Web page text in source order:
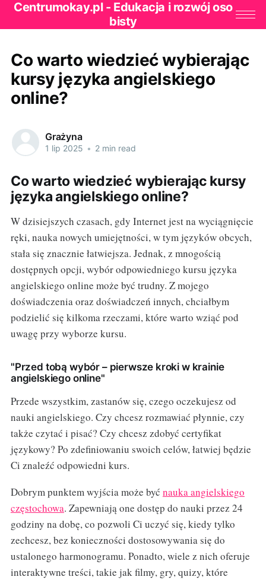
Centrumokay.pl - Edukacja i rozwój oso
bisty
Co warto wiedzieć wybierając
kursy języka angielskiego
online?
Grażyna
1 lip 2025 • 2 min read
Co warto wiedzieć wybierając kursy
języka angielskiego online?
W dzisiejszych czasach, gdy Internet jest na wyciągnięcie
ręki, nauka nowych umiejętności, w tym języków obcych,
stała się znacznie łatwiejsza. Jednak, z mnogością
dostępnych opcji, wybór odpowiedniego kursu języka
angielskiego online może być trudny. Z mojego
doświadczenia oraz doświadczeń innych, chciałbym
podzielić się kilkoma rzeczami, które warto wziąć pod
uwagę przy wyborze kursu.
"Przed tobą wybór – pierwsze kroki w krainie
angielskiego online"
Przede wszystkim, zastanów się, czego oczekujesz od
nauki angielskiego. Czy chcesz rozmawiać płynnie, czy
także czytać i pisać? Czy chcesz zdobyć certyfikat
językowy? Po zdefiniowaniu swoich celów, łatwiej będzie
Ci znaleźć odpowiedni kurs.
Dobrym punktem wyjścia może być nauka angielskiego
częstochowa. Zapewniają one dostęp do nauki przez 24
godziny na dobę, co pozwoli Ci uczyć się, kiedy tylko
zechcesz, bez konieczności dostosowywania się do
ustalonego harmonogramu. Ponadto, wiele z nich oferuje
interaktywne treści, takie jak filmy, gry, quizy, które